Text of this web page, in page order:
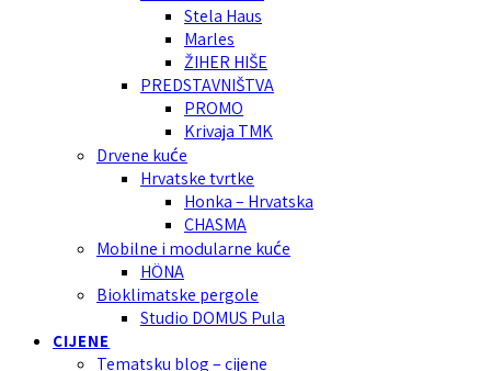
Stela Haus
Marles
ŽIHER HIŠE
PREDSTAVNIŠTVA
PROMO
Krivaja TMK
Drvene kuće
Hrvatske tvrtke
Honka – Hrvatska
CHASMA
Mobilne i modularne kuće
HÖNA
Bioklimatske pergole
Studio DOMUS Pula
CIJENE
Tematsku blog – cijene